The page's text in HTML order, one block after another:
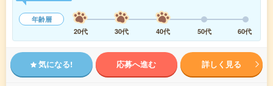
年齢層
20代
30代 40代 50代 60代
気になる! 応募へ進む 詳しく見る